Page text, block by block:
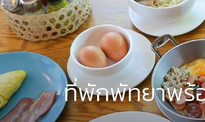
ที่พักพัทยาพร้